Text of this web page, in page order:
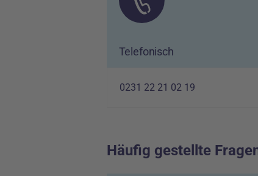
Telefonisch
0231 22 21 02 19
Häufig gestellte